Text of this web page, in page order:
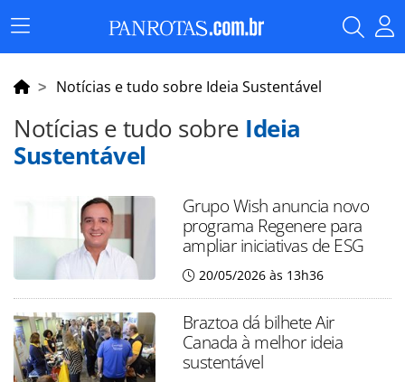
Menu
Principal
Notícias e tudo sobre Ideia Sustentável
Notícias e tudo sobre Ideia
Sustentável
Grupo Wish anuncia novo
programa Regenere para
ampliar iniciativas de ESG
20/05/2026 às 13h36
Braztoa dá bilhete Air
Canada à melhor ideia
sustentável